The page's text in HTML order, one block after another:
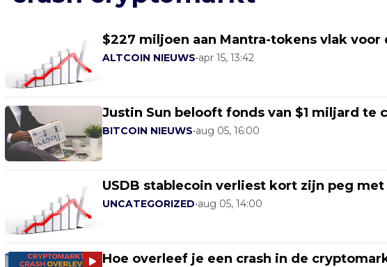
$227 miljoen aan Mantra-tokens vlak voor
ALTCOIN NIEUWS•apr 15, 13:42
Justin Sun belooft fonds van $1 miljard te
BITCOIN NIEUWS•aug 05, 16:00
USDB stablecoin verliest kort zijn peg
UNCATEGORIZED•aug 05, 14:00
Hoe overleef je een crash in de